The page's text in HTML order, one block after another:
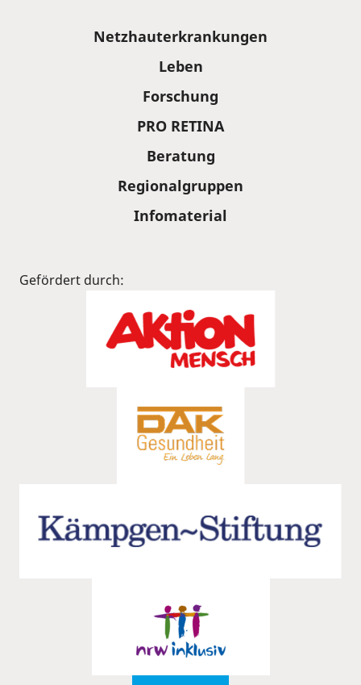
Netzhauterkrankungen
Leben
Forschung
PRO RETINA
Beratung
Regionalgruppen
Infomaterial
Gefördert durch: